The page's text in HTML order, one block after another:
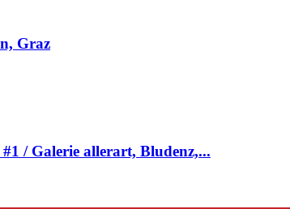
Graz
/ Galerie allerart, Bludenz,...